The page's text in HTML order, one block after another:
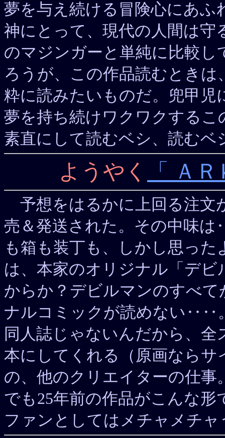
夢を与え続ける冒険心にあ
神にとって、現代の人間は
のマジンガーと単純に比較
ろうが、この作品読むとき
粋に読みたいものだ。兜甲
夢を持ち続けワクワクする
素直にして読むベシ、読むベ
ようやく 「 Ａ
予想をはるかに上回る注文
売＆発送された。その中味
も箱も装丁も、しかし思っ
は、本家のオリジナル「デ
からか？デビルマンのすべ
ナルコミックが読めない‥‥
同人誌じゃないんだから、
本にしてくれる（原画なら
の、他のクリエイターの仕
でも25年前の作品がこんな
ファンとしてはメチャメチ